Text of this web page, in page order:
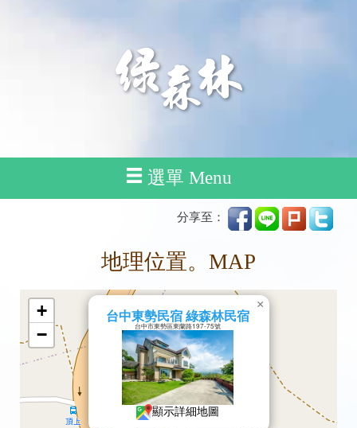
選單 Menu
分享至：
地理位置。MAP
台中東勢民宿 綠森林民宿
台中市東勢區東蘭路197-75號
顯示詳細地圖
×
+
−